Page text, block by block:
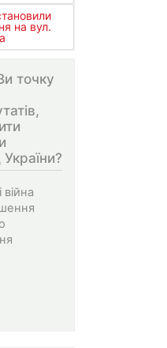
на вул.
точку
війна